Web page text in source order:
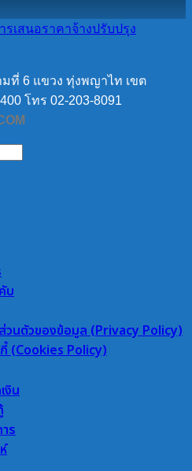
เสนอราคาจ้างปรับปรุง
ที่ 6 แขวง ทุ่งพญาไท เขต
โทร 02-203-8091
บ
วนตัวของข้อมูล (Privacy Policy)
(Cookies Policy)
งิน
ร